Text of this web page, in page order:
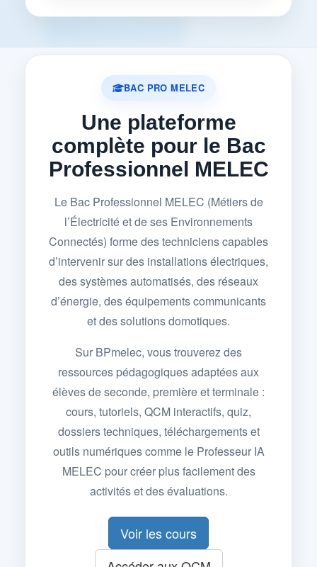
BAC PRO MELEC
Une plateforme
complète pour le Bac
Professionnel MELEC
Le Bac Professionnel MELEC (Métiers de
l’Électricité et de ses Environnements
Connectés) forme des techniciens capables
d’intervenir sur des installations électriques,
des systèmes automatisés, des réseaux
d’énergie, des équipements communicants
et des solutions domotiques.
Sur BPmelec, vous trouverez des
ressources pédagogiques adaptées aux
élèves de seconde, première et terminale :
cours, tutoriels, QCM interactifs, quiz,
dossiers techniques, téléchargements et
outils numériques comme le Professeur IA
MELEC pour créer plus facilement des
activités et des évaluations.
Voir les cours